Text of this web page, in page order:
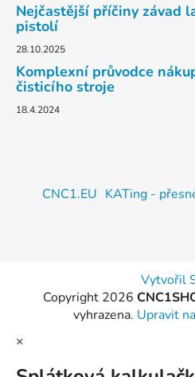
Nejčastější příčiny závad
pistolí
28.10.2025
Komplexní průvodce
čisticího stroje
18.4.2024
CNC1.EU KATing -
Vytvořil
Copyright 2026
vyhrazena. Upravit
×